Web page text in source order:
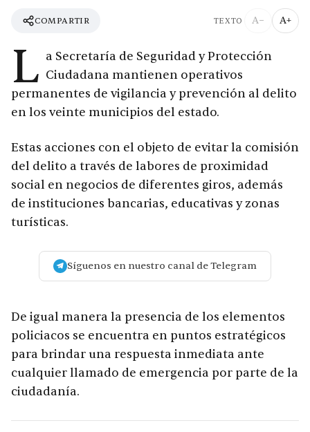
COMPARTIR TEXTO A− A+
L a Secretaría de Seguridad y Protección
Ciudadana mantienen operativos
permanentes de vigilancia y prevención al delito
en los veinte municipios del estado.
Estas acciones con el objeto de evitar la comisión
del delito a través de labores de proximidad
social en negocios de diferentes giros, además
de instituciones bancarias, educativas y zonas
turísticas.
Síguenos en nuestro canal de Telegram
De igual manera la presencia de los elementos
policiacos se encuentra en puntos estratégicos
para brindar una respuesta inmediata ante
cualquier llamado de emergencia por parte de la
ciudadanía.